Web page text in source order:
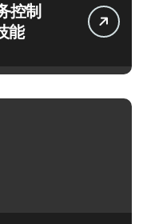
控制
能